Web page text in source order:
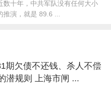
十年，中共军队没有任何大小
演，就是 89.6 ...
期欠债不还钱、杀人不偿
潜规则 上海市闸 ...